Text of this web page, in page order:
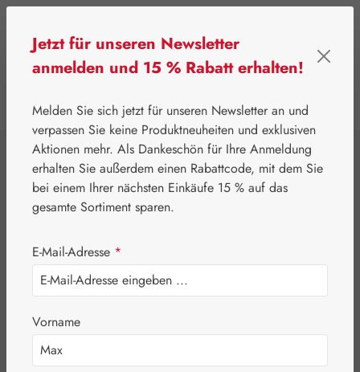
⌂ Gall Pharma Aminosäuren
L-Ornithin / L-
Tryptophan 1:1
GPH Kapseln
Jetzt für unseren Newsletter
anmelden und 15 % Rabatt erhalten!
Melden Sie sich jetzt für unseren Newsletter an und
verpassen Sie keine Produktneuheiten und exklusiven
Aktionen mehr. Als Dankeschön für Ihre Anmeldung
erhalten Sie außerdem einen Rabattcode, mit dem Sie
bei einem Ihrer nächsten Einkäufe 15 % auf das
gesamte Sortiment sparen.
E-Mail-Adresse *
Vorname